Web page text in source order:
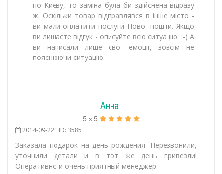
по Києву, то заміна була би здійснена відразу
ж. Оскільки товар відправлявся в інше місто -
ви мали оплатити послуги Нової пошти. Якщо
ви лишаєте відгук - описуйте всю ситуацію. :-) А
ви написали лише свої емоції, зовсім не
пояснюючи ситуацію.
Анна
5 з 5
2014-09-22 ID: 3585
Заказала подарок на день рождения. Перезвонили,
уточнили детали и в тот же день привезли!
Оперативно и очень приятный менеджер.